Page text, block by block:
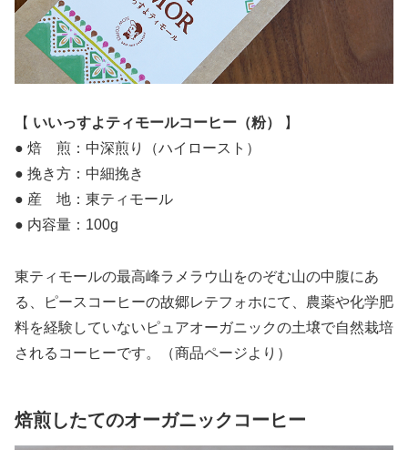
【 いいっすよティモールコーヒー（粉）
】
● 焙 煎：中深煎り（ハイロースト）
● 挽き方：中細挽き
● 産 地：東ティモール
● 内容量：100g
東ティモールの最高峰ラメラウ山をのぞむ山の中腹にあ
る、ピースコーヒーの故郷レテフォホにて、農薬や化学肥
料を経験していないピュアオーガニックの土壌で自然栽培
されるコーヒーです。（商品ページより）
焙煎したてのオーガニックコーヒー